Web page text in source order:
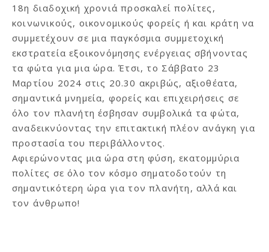
18η διαδοχική χρονιά προσκαλεί πολίτες,
κοινωνικούς, οικονομικούς φορείς ή και κράτη να
συμμετέχουν σε μια παγκόσμια συμμετοχική
εκστρατεία εξοικονόμησης ενέργειας σβήνοντας
τα φώτα για μια ώρα. Έτσι, το Σάββατο 23
Μαρτίου 2024 στις 20.30 ακριβώς, αξιοθέατα,
σημαντικά μνημεία, φορείς και επιχειρήσεις σε
όλο τον πλανήτη έσβησαν συμβολικά τα φώτα,
αναδεικνύοντας την επιτακτική πλέον ανάγκη για
προστασία του περιβάλλοντος.
Αφιερώνοντας μια ώρα στη φύση, εκατομμύρια
πολίτες σε όλο τον κόσμο σηματοδοτούν τη
σημαντικότερη ώρα για τον πλανήτη, αλλά και
τον άνθρωπο!